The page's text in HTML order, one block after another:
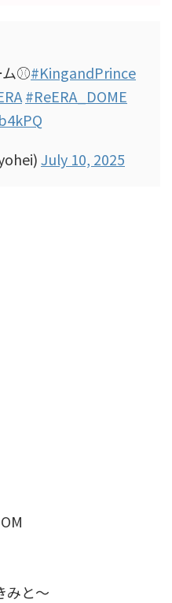
⚾️#KingandPrince
#ReERA_DOME
July 10, 2025
みと～